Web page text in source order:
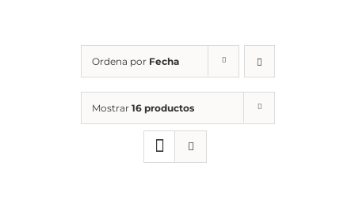
ALQUILER DE BICICLETAS
Ordena por Fecha
Mostrar 16 productos